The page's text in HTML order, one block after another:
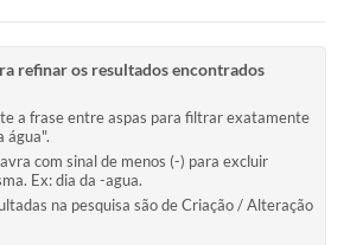
refinar os resultados encontrados
a frase entre aspas para filtrar exatamente
água".
com sinal de menos (-) para excluir
Ex: dia da -agua.
na pesquisa são de Criação / Alteração